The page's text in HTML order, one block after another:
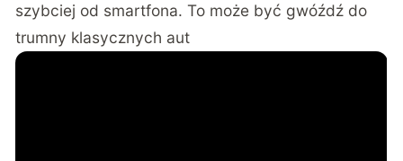
szybciej od smartfona. To może być gwóźdź do
trumny klasycznych aut